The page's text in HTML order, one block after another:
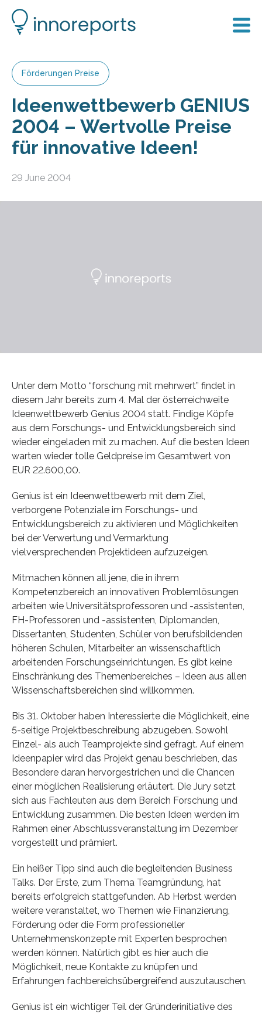
Förderungen Preise
Ideenwettbewerb GENIUS
2004 – Wertvolle Preise
für innovative Ideen!
29 June 2004
Unter dem Motto “forschung mit mehrwert” findet in
diesem Jahr bereits zum 4. Mal der österreichweite
Ideenwettbewerb Genius 2004 statt. Findige Köpfe
aus dem Forschungs- und Entwicklungsbereich sind
wieder eingeladen mit zu machen. Auf die besten Ideen
warten wieder tolle Geldpreise im Gesamtwert von
EUR 22.600,00.
Genius ist ein Ideenwettbewerb mit dem Ziel,
verborgene Potenziale im Forschungs- und
Entwicklungsbereich zu aktivieren und Möglichkeiten
bei der Verwertung und Vermarktung
vielversprechenden Projektideen aufzuzeigen.
Mitmachen können all jene, die in ihrem
Kompetenzbereich an innovativen Problemlösungen
arbeiten wie Universitätsprofessoren und -assistenten,
FH-Professoren und -assistenten, Diplomanden,
Dissertanten, Studenten, Schüler von berufsbildenden
höheren Schulen, Mitarbeiter an wissenschaftlich
arbeitenden Forschungseinrichtungen. Es gibt keine
Einschränkung des Themenbereiches – Ideen aus allen
Wissenschaftsbereichen sind willkommen.
Bis 31. Oktober haben Interessierte die Möglichkeit, eine
5-seitige Projektbeschreibung abzugeben. Sowohl
Einzel- als auch Teamprojekte sind gefragt. Auf einem
Ideenpapier wird das Projekt genau beschrieben, das
Besondere daran hervorgestrichen und die Chancen
einer möglichen Realisierung erläutert. Die Jury setzt
sich aus Fachleuten aus dem Bereich Forschung und
Entwicklung zusammen. Die besten Ideen werden im
Rahmen einer Abschlussveranstaltung im Dezember
vorgestellt und prämiert.
Ein heißer Tipp sind auch die begleitenden Business
Talks. Der Erste, zum Thema Teamgründung, hat
bereits erfolgreich stattgefunden. Ab Herbst werden
weitere veranstaltet, wo Themen wie Finanzierung,
Förderung oder die Form professioneller
Unternehmenskonzepte mit Experten besprochen
werden können. Natürlich gibt es hier auch die
Möglichkeit, neue Kontakte zu knüpfen und
Erfahrungen fachbereichsübergreifend auszutauschen.
Genius ist ein wichtiger Teil der Gründerinitiative des